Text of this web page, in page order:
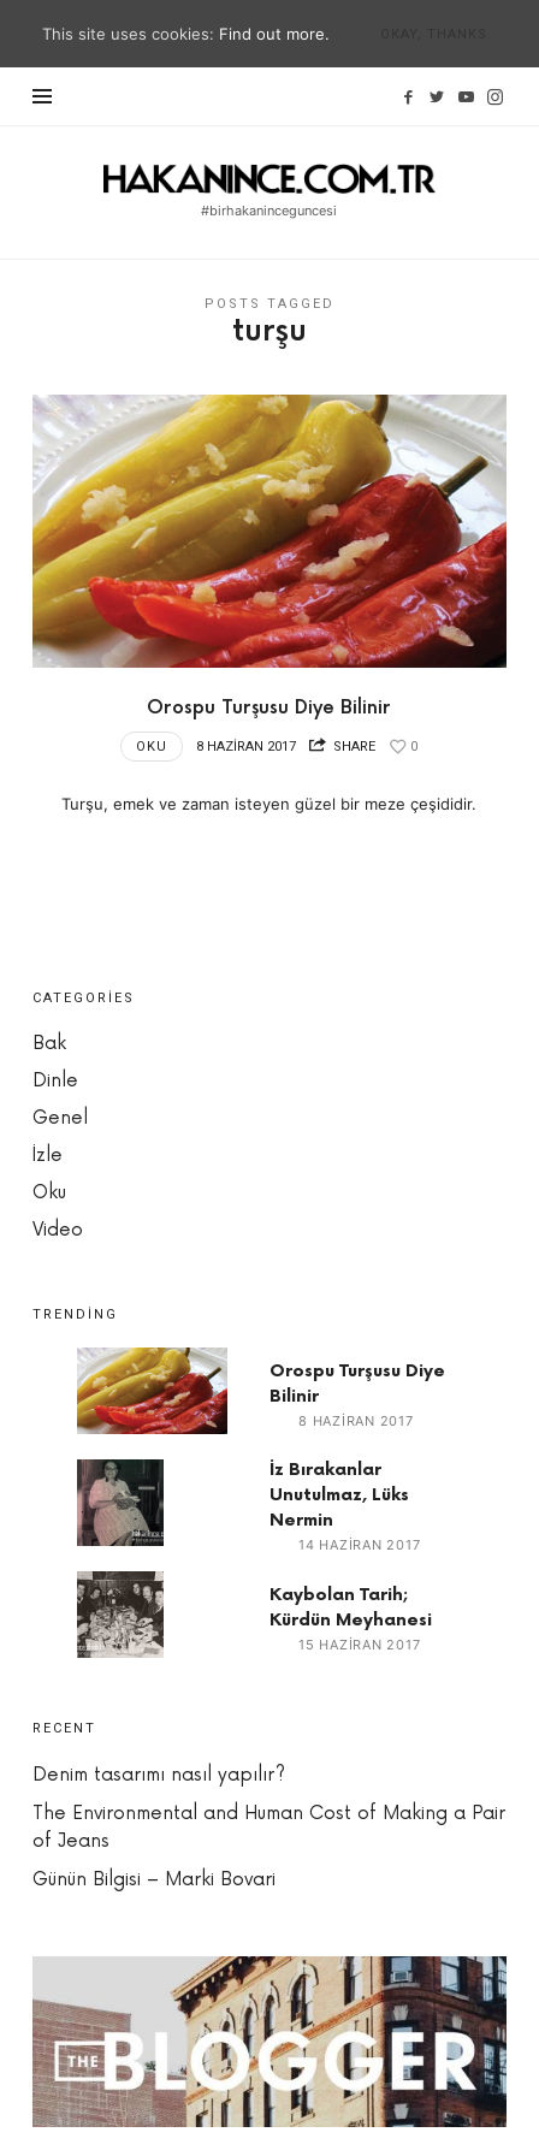
Hakan
#birhakaninceguncesi
#birhakaninceguncesi
POSTS TAGGED
turşu
Orospu Turşusu Diye Bilinir
OKU 8 HAZIRAN 2017 SHARE 0
Turşu, emek ve zaman isteyen güzel bir meze çeşididir.
CATEGORIES
Bak
Dinle
Genel
İzle
Oku
Video
TRENDING
Orospu Turşusu Diye
Bilinir
8 HAZIRAN 2017
İz Bırakanlar
Unutulmaz, Lüks
Nermin
14 HAZIRAN 2017
Kaybolan Tarih;
Kürdün Meyhanesi
15 HAZIRAN 2017
RECENT
Denim tasarımı nasıl yapılır?
The Environmental and Human Cost of Making a Pair
of Jeans
Günün Bilgisi – Marki Bovari
This site uses cookies: Find out more.